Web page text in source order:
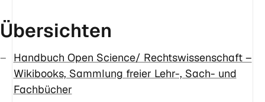
Übersichten
Handbuch Open Science/ Rechtswissenschaft –
Wikibooks, Sammlung freier Lehr-, Sach- und
Fachbücher